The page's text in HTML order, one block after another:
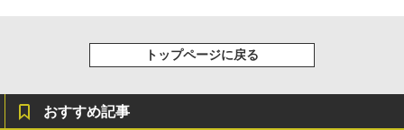
トップページに戻る
おすすめ記事